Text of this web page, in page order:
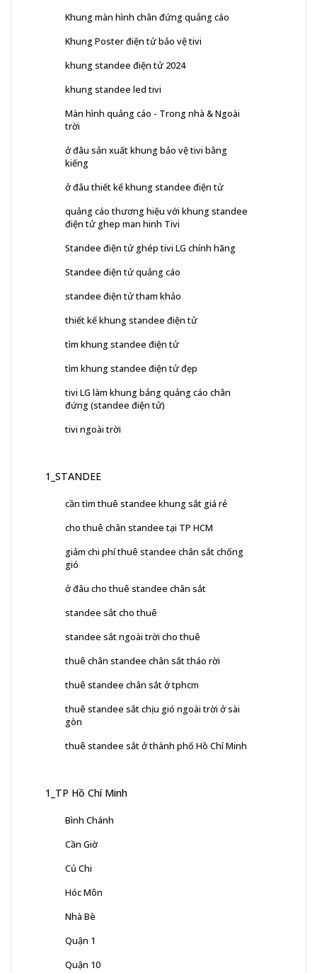
Khung màn hình chân đứng quảng cáo
Khung Poster điện tử bảo vệ tivi
khung standee điện tử 2024
khung standee led tivi
Màn hình quảng cáo - Trong nhà & Ngoài
trời
ở đâu sản xuất khung bảo vệ tivi bằng
kiếng
ở đâu thiết kế khung standee điện tử
quảng cáo thương hiệu với khung standee
điện tử ghep man hinh Tivi
Standee điện tử ghép tivi LG chính hãng
Standee điện tử quảng cáo
standee điện tử tham khảo
thiết kế khung standee điện tử
tìm khung standee điện tử
tìm khung standee điện tử đẹp
tivi LG làm khung bảng quảng cáo chân
đứng (standee điện tử)
tivi ngoài trời
1_STANDEE
cần tìm thuê standee khung sắt giá rẻ
cho thuê chân standee tại TP HCM
giảm chi phí thuê standee chân sắt chống
gió
ở đâu cho thuê standee chân sắt
standee sắt cho thuê
standee sắt ngoài trời cho thuê
thuê chân standee chân sắt tháo rời
thuê standee chân sắt ở tphcm
thuê standee sắt chịu gió ngoài trời ở sài
gòn
thuê standee sắt ở thành phố Hồ Chí Minh
1_TP Hồ Chí Minh
Bình Chánh
Cần Giờ
Củ Chi
Hóc Môn
Nhà Bè
Quận 1
Quận 10